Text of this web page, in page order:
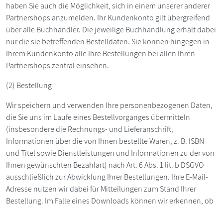
haben Sie auch die Möglichkeit, sich in einem unserer anderer
Partnershops anzumelden. Ihr Kundenkonto gilt übergreifend
über alle Buchhändler. Die jeweilige Buchhandlung erhält dabei
nur die sie betreffenden Bestelldaten. Sie können hingegen in
Ihrem Kundenkonto alle Ihre Bestellungen bei allen Ihren
Partnershops zentral einsehen.
(2) Bestellung
Wir speichern und verwenden Ihre personenbezogenen Daten,
die Sie uns im Laufe eines Bestellvorganges übermitteln
(insbesondere die Rechnungs- und Lieferanschrift,
Informationen über die von Ihnen bestellte Waren, z. B. ISBN
und Titel sowie Dienstleistungen und Informationen zu der von
Ihnen gewünschten Bezahlart) nach Art. 6 Abs. 1 lit. b DSGVO
ausschließlich zur Abwicklung Ihrer Bestellungen. Ihre E-Mail-
Adresse nutzen wir dabei für Mitteilungen zum Stand Ihrer
Bestellung. Im Falle eines Downloads können wir erkennen, ob